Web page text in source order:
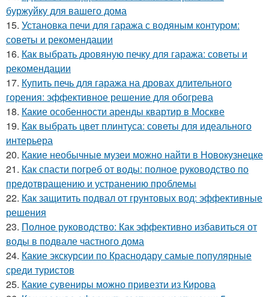
буржуйку для вашего дома
15. Установка печи для гаража с водяным контуром:
советы и рекомендации
16. Как выбрать дровяную печку для гаража: советы и
рекомендации
17. Купить печь для гаража на дровах длительного
горения: эффективное решение для обогрева
18. Какие особенности аренды квартир в Москве
19. Как выбрать цвет плинтуса: советы для идеального
интерьера
20. Какие необычные музеи можно найти в Новокузнецке
21. Как спасти погреб от воды: полное руководство по
предотвращению и устранению проблемы
22. Как защитить подвал от грунтовых вод: эффективные
решения
23. Полное руководство: Как эффективно избавиться от
воды в подвале частного дома
24. Какие экскурсии по Краснодару самые популярные
среди туристов
25. Какие сувениры можно привезти из Кирова